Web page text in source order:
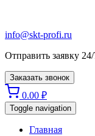
info@skt-profi.ru
Отправить заявку
Заказать звонок
0.00 ₽
Toggle navigation
Главная